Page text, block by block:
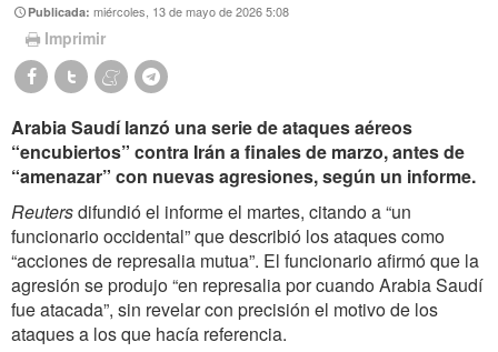
Publicada:miércoles, 13 de mayo de 2026 5:08
Imprimir
Arabia Saudí lanzó una serie de ataques aéreos
“encubiertos” contra Irán a finales de marzo, antes de
“amenazar” con nuevas agresiones, según un informe.
Reutersdifundió el informe el martes, citando a “un
funcionario occidental” que describió los ataques como
“acciones de represalia mutua”. El funcionario afirmó que la
agresión se produjo “en represalia por cuando Arabia Saudí
fue atacada”, sin revelar con precisión el motivo de los
ataques a los que hacía referencia.